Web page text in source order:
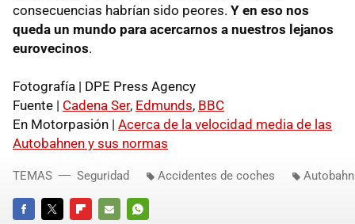
consecuencias habrían sido peores. Y en eso nos
queda un mundo para acercarnos a nuestros lejanos
eurovecinos.
Fotografía | DPE Press Agency
Fuente | Cadena Ser, Edmunds, BBC
En Motorpasión | Acerca de la velocidad media de las
Autobahnen y sus normas
TEMAS Seguridad Accidentes de coches Autobahn